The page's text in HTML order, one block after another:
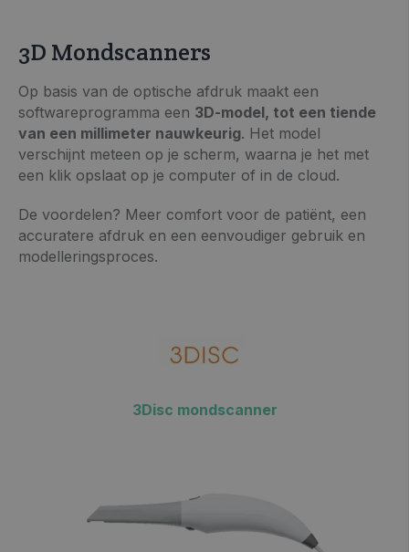
>> VRAAG INFO / OFFERTE
3D Mondscanners
Op basis van de optische afdruk maakt een
softwareprogramma een 3D-model, tot een tiende
van een millimeter nauwkeurig. Het model
verschijnt meteen op je scherm, waarna je het met
een klik opslaat op je computer of in de cloud.
De voordelen? Meer comfort voor de patiënt, een
accuratere afdruk en een eenvoudiger gebruik en
modelleringsproces.
3Disc mondscanner